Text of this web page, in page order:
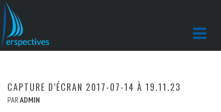
CAPTURE D’ÉCRAN 2017-07-14 À 19.11.23
PARADMIN